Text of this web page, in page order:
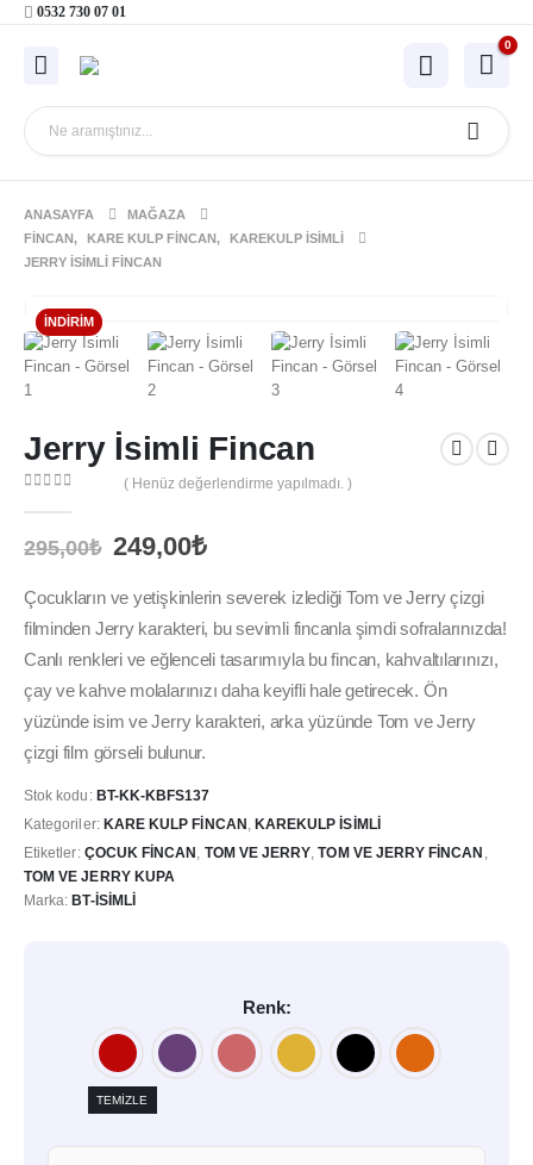
0532 730 07 01
0
ANASAYFA
MAĞAZA
FINCAN, KARE KULP FINCAN,
KAREKULP İSIMLI
JERRY İSIMLI FINCAN
İNDIRIM
Jerry İsimli Fincan
( Henüz değerlendirme yapılmadı. )
295,00₺ Orijinal
295,00₺.
249,00₺Şu
fiyat:
249,00₺.
Çocukların ve yetişkinlerin severek izlediği Tom ve Jerry çizgi
filminden Jerry karakteri, bu sevimli fincanla şimdi sofralarınızda!
Canlı renkleri ve eğlenceli tasarımıyla bu fincan, kahvaltılarınızı,
çay ve kahve molalarınızı daha keyifli hale getirecek. Ön
yüzünde isim ve Jerry karakteri, arka yüzünde Tom ve Jerry
çizgi film görseli bulunur.
Stok kodu: BT-KK-KBFS137
Kategoriler: KARE KULP FINCAN, KAREKULP İSIMLI
Etiketler: ÇOCUK FINCAN TOM VE JERRY ,TOM VE JERRY FINCAN
TOM VE JERRY KUPA
Marka:BT-İSIMLI
Renk
TEMIZLE